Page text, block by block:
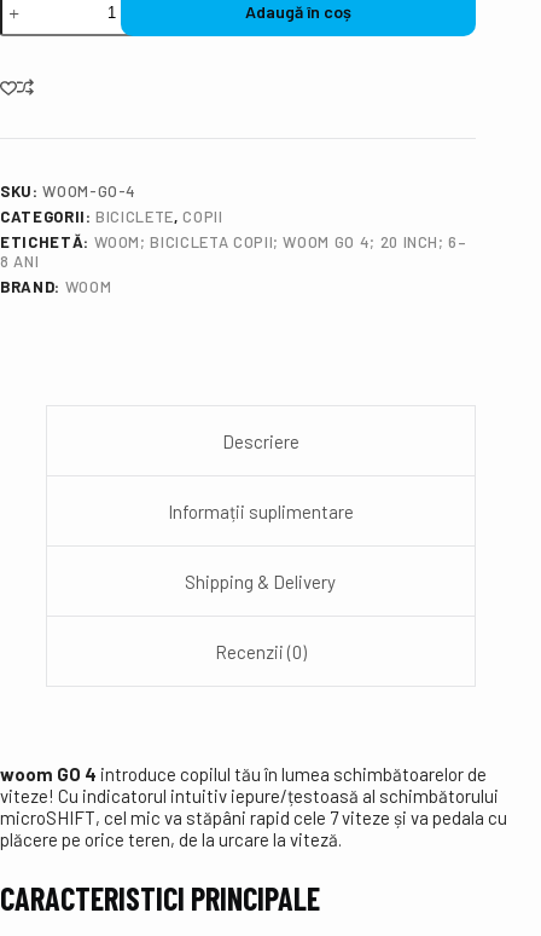
Adaugă în coș
SKU:WOOM-GO-4
CATEGORII:BICICLETE,COPII
ETICHETĂ: WOOM; BICICLETA COPII; WOOM GO 4; 20 INCH; 6–
8 ANI
BRAND: WOOM
Descriere
Informații suplimentare
Shipping & Delivery
Recenzii (0)
woom GO 4 introduce copilul tău în lumea schimbătoarelor de
viteze! Cu indicatorul intuitiv iepure/țestoasă al schimbătorului
microSHIFT, cel mic va stăpâni rapid cele 7 viteze și va pedala cu
plăcere pe orice teren, de la urcare la viteză.
CARACTERISTICI PRINCIPALE